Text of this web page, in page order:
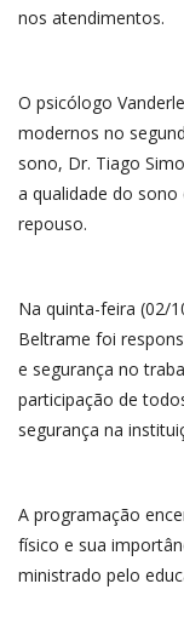
nos atendimentos.
O psicólogo
modernos no
sono, Dr. Tiago
a qualidade do sono
repouso.
Na quinta-feira (02/
Beltrame foi
e segurança no
participação de
segurança na
A programação
físico e sua
ministrado pelo